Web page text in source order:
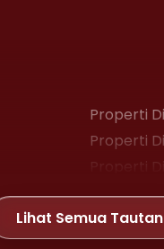
Properti
Properti
Properti
Properti
Lihat Semua Tautan